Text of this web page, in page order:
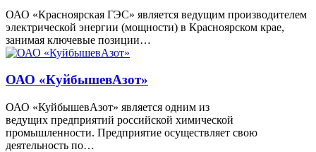
ОАО «Красноярская ГЭС» является ведущим производителем
электрической энергии (мощности) в Красноярском крае,
занимая ключевые позиции…
ОАО «КуйбышевАзот»
ОАО «КуйбышевАзот» является одним из
ведущих предприятий российской химической
промышленности. Предприятие осуществляет свою
деятельность по…